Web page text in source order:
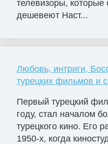
телевизоры, которые
дешевеют Наст...
Любовь, интриги,
турецких фильмов и
Первый турецкий
году, стал началом
турецкого кино. Его
1950-х, когда